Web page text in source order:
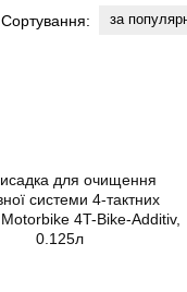
Сортування: за